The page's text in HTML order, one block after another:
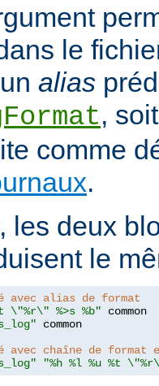
le
alias
,
comme
.
les deux
le
avec alias de format
\"%r\" %>s %b"
common
avec chaîne de format
"%h %l %u %t